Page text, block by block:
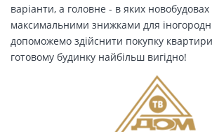
варіанти, а головне - в яких новобудовах
максимальними знижками для
допоможемо здійснити покупку
готовому будинку найбільш вигідно!